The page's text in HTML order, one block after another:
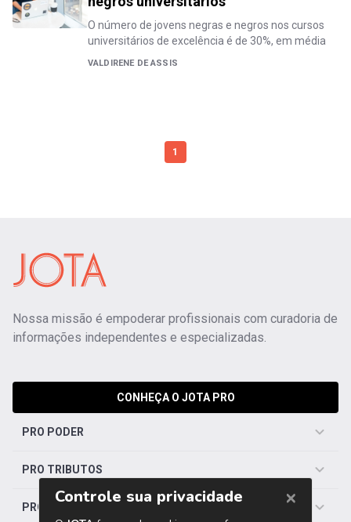
O número de jovens negras e negros nos cursos
universitários de excelência é de 30%, em média
VALDIRENE DE ASSIS
1
Nossa missão é empoderar profissionais com curadoria de
informações independentes e especializadas.
CONHEÇA O JOTA PRO
PRO PODER
PRO TRIBUTOS
PRO TRABALHISTA